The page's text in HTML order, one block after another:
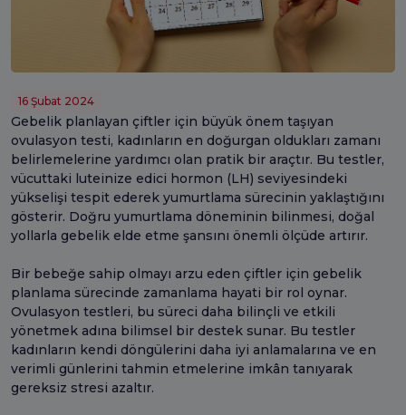
16 Şubat 2024
Gebelik planlayan çiftler için büyük önem taşıyan
ovulasyon testi, kadınların en doğurgan oldukları zamanı
belirlemelerine yardımcı olan pratik bir araçtır. Bu testler,
vücuttaki luteinize edici hormon (LH) seviyesindeki
yükselişi tespit ederek yumurtlama sürecinin yaklaştığını
gösterir. Doğru yumurtlama döneminin bilinmesi, doğal
yollarla gebelik elde etme şansını önemli ölçüde artırır.
Bir bebeğe sahip olmayı arzu eden çiftler için gebelik
planlama sürecinde zamanlama hayati bir rol oynar.
Ovulasyon testleri, bu süreci daha bilinçli ve etkili
yönetmek adına bilimsel bir destek sunar. Bu testler
kadınların kendi döngülerini daha iyi anlamalarına ve en
verimli günlerini tahmin etmelerine imkân tanıyarak
gereksiz stresi azaltır.